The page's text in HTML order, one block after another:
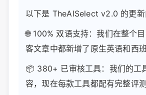
以下是 TheAISelect v2.0 的更新
🌐 100% 双语支持：我们在整个
客文章中都新增了原生英语和西班
📦 380+ 已审核工具：我们的工
容，现在每款工具都配有完整评测